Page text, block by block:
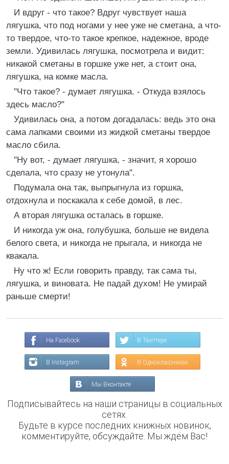
И вдруг - что такое? Вдруг чувствует наша
лягушка, что под ногами у нее уже не сметана, а что-
то твердое, что-то такое крепкое, надежное, вроде
земли. Удивилась лягушка, посмотрела и видит:
никакой сметаны в горшке уже нет, а стоит она,
лягушка, на комке масла.
"Что такое? - думает лягушка. - Откуда взялось
здесь масло?"
Удивилась она, а потом догадалась: ведь это она
сама лапками своими из жидкой сметаны твердое
масло сбила.
"Ну вот, - думает лягушка, - значит, я хорошо
сделала, что сразу не утонула".
Подумала она так, выпрыгнула из горшка,
отдохнула и поскакала к себе домой, в лес.
А вторая лягушка осталась в горшке.
И никогда уж она, голубушка, больше не видела
белого света, и никогда не прыгала, и никогда не
квакала.
Ну что ж! Если говорить правду, так сама ты,
лягушка, и виновата. Не падай духом! Не умирай
раньше смерти!
На Facebook В Твиттере
В Instagram В Одноклассниках
Мы Вконтакте
Подписывайтесь на наши страницы в социальных
сетях.
Будьте в курсе последних книжных новинок,
комментируйте, обсуждайте. Мы ждём Вас!